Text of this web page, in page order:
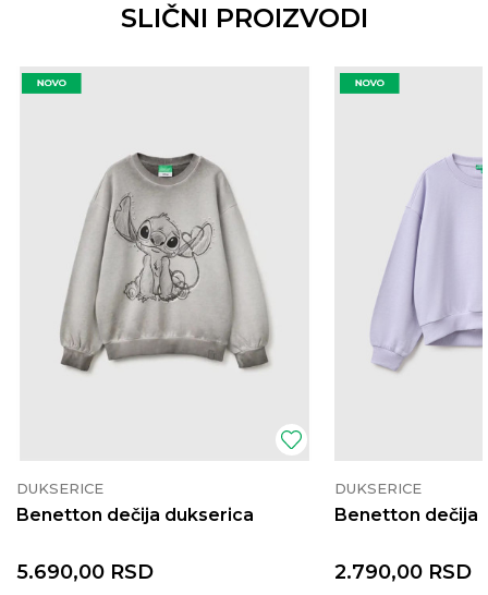
SLIČNI PROIZVODI
DUKSERICE
Benetton dečija dukserica
5.690,00 RSD
DUKSERICE
Benetton dečija
2.790,00 RSD